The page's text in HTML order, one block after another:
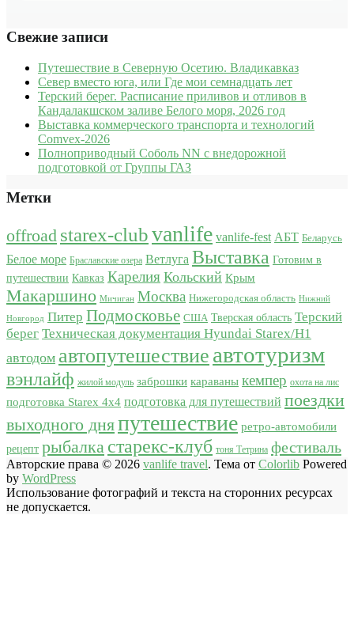
Свежие записи
Путешествие в Северную Осетию. Владикавказ
Север вместо юга, или Где мои семнадцать лет
Терский берег. Расписание приливов и отливов в
Кандалакшском заливе Белого моря, 2026 год
Выставка коммерческого транспорта и технологий
Comvex-2026
Полноприводный Соболь NN с внедорожной
подготовкой от Группы ГАЗ
Метки
offroad starex-clubvanlife vanlife-fest АБТ Беларусь
Белое море Браславские озера Ветлуга Выставка Готовим в
путешествии Кавказ Карелия Кольский Крым
Макаршино Мичиган Москва Нижегородская область Нижний
Новгород Питер Подмосковье США Тверская область Терский
берег Техническая документация Hyundai Starex/H1
автодом автопутешествие автотуризм
вэнлайф жилой модуль заброшки караваны кемпер охота на лис
подготовка Starex 4x4 подготовка для путешествий поездки
выходного дняпутешествие ретро-автомобили
рецепт рыбалка старекс-клуб тоня Тетрина фестиваль
Авторские права © 2026 vanlife travel. Тема от Colorlib Powered
by WordPress
Использование фотографий и текста на сторонних ресурсах
не допускается.